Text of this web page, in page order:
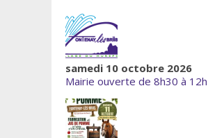
samedi 10 octobre 2026
Mairie ouverte de 8h30 à 12h